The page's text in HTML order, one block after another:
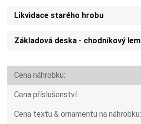
Likvidace starého hrobu
Základová deska - chodníkový lem
Cena náhrobku:
Cena příslušenství:
Cena textu & ornamentu na náhrobku: